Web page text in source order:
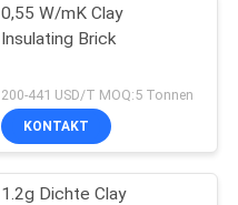
0,55 W/mK Clay
Insulating Brick
200-441 USD/T MOQ:5 Tonnen
KONTAKT
1.2g Dichte Clay